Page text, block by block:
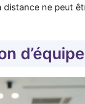
distance ne peut